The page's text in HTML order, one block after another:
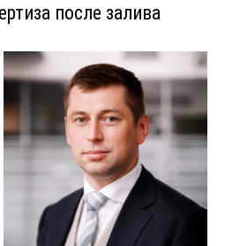
после залива